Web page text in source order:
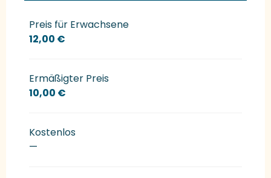
Preise 2027
Preis für Erwachsene
12,00 €
Ermäßigter Preis
10,00 €
Kostenlos
—